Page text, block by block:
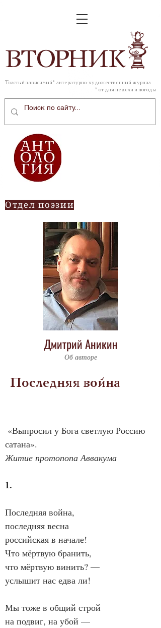
ВТОРНИК
Толстый зависимый* литературно-художественный журнал
* от дня недели и погоды
Отдел поэзии
Дмитрий Аникин
Об авторе
Последняя война
сатана».
Житие протопопа Аввакума
1.
Последняя война,
последняя весна
российская в начале!
Что мёртвую бранить,
что мёртвую винить? —
услышит нас едва ли!
Мы тоже в общий строй
на подвиг, на убой —